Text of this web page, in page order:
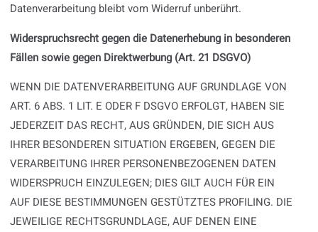
Datenverarbeitung bleibt vom Widerruf unberührt.
Widerspruchsrecht gegen die Datenerhebung in besonderen
Fällen sowie gegen Direktwerbung (Art. 21 DSGVO)
WENN DIE DATENVERARBEITUNG AUF GRUNDLAGE VON
ART. 6 ABS. 1 LIT. E ODER F DSGVO ERFOLGT, HABEN SIE
JEDERZEIT DAS RECHT, AUS GRÜNDEN, DIE SICH AUS
IHRER BESONDEREN SITUATION ERGEBEN, GEGEN DIE
VERARBEITUNG IHRER PERSONENBEZOGENEN DATEN
WIDERSPRUCH EINZULEGEN; DIES GILT AUCH FÜR EIN
AUF DIESE BESTIMMUNGEN GESTÜTZTES PROFILING. DIE
JEWEILIGE RECHTSGRUNDLAGE, AUF DENEN EINE